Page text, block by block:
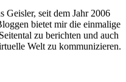
seit dem Jahr 2006
bietet mir die einmalige
zu berichten und auch
Welt zu kommunizieren.